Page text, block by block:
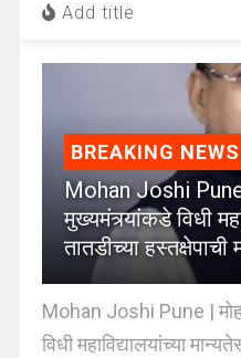
Add title
BREAKING NEWS
Mohan Joshi Pune
मुख्यमंत्र्यांकडे विधी
तातडीच्या हस्तक्षेपाची
Mohan Joshi Pune |
विधी महाविद्यालयांच्या